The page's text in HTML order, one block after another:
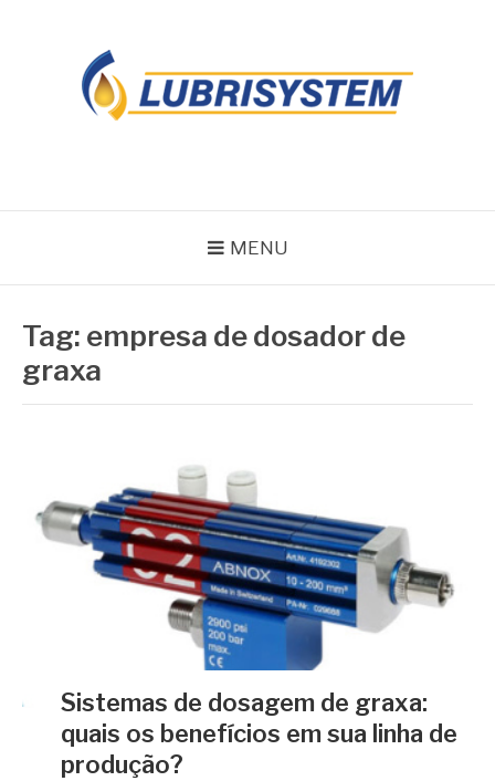
MENU
Tag: empresa de dosador de
graxa
Sistemas de dosagem de graxa:
quais os benefícios em sua linha de
produção?